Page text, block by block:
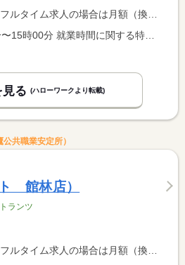
月額（換算額）、パート求人の場合は時間額を表示しています。
就業時間１ 10時00分〜15時00分 就業時間に関する特記事項 ＊休憩時間は就業時間に応じて法定どおり付与します。 <BR> ＊勤務時間、勤務日はご相談ください。
る (ハローワークより転載)
共職業安定所）
館林店）
ランツ
月額（換算額）、パート求人の場合は時間額を表示しています。